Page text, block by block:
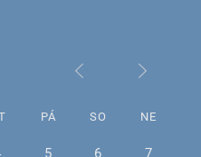
PÁ SO NE
5 6
7